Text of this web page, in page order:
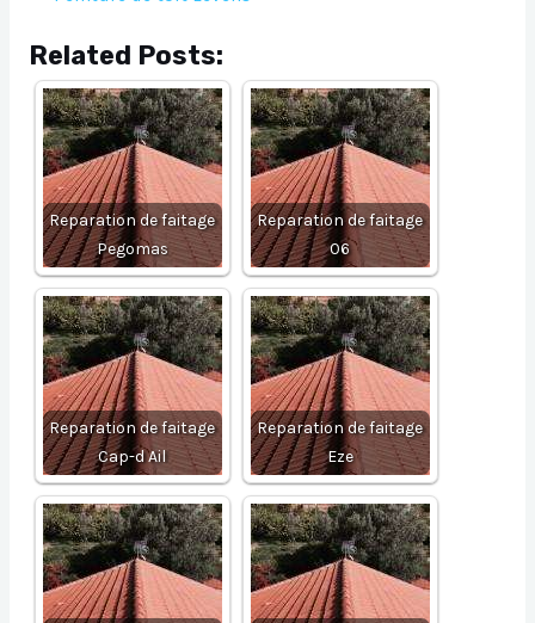
Related Posts:
Reparation de faitage
Pegomas
Reparation de faitage
06
Reparation de faitage
Cap-d Ail
Reparation de faitage
Eze